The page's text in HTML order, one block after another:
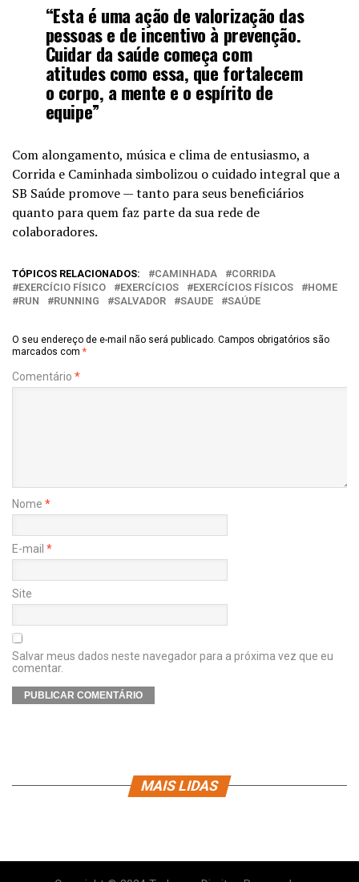
“Esta é uma ação de valorização das
pessoas e de incentivo à prevenção.
Cuidar da saúde começa com
atitudes como essa, que fortalecem
o corpo, a mente e o espírito de
equipe”
Com alongamento, música e clima de entusiasmo, a
Corrida e Caminhada simbolizou o cuidado integral que a
SB Saúde promove — tanto para seus beneficiários
quanto para quem faz parte da sua rede de
colaboradores.
TÓPICOS RELACIONADOS: CAMINHADA
CORRIDA
EXERCÍCIO FÍSICO
EXERCÍCIOS EXERCÍCIOS FÍSICOS
HOME
RUN
RUNNING SALVADOR SAUDE SAÚDE
O seu endereço de e-mail não será publicado. Campos obrigatórios são
marcados com *
Comentário *
Nome *
E-mail *
Site
Salvar meus dados neste navegador para a próxima vez que eu
comentar.
MAIS LIDAS